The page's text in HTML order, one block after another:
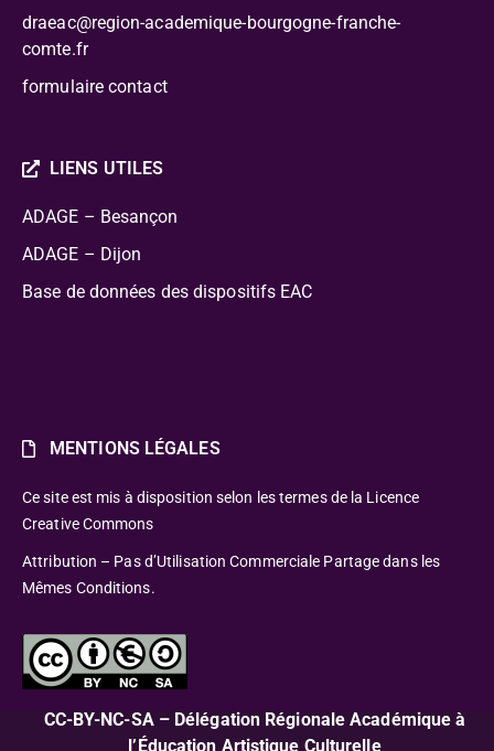
draeac@region-academique-bourgogne-franche-
comte.fr
formulaire contact
LIENS UTILES
ADAGE – Besançon
ADAGE – Dijon
Base de données des dispositifs EAC
MENTIONS LÉGALES
Ce site est mis à disposition selon les termes de la Licence
Creative Commons
Attribution – Pas d’Utilisation Commerciale Partage dans les
Mêmes Conditions.
CC-BY-NC-SA – Délégation Régionale Académique à
l’Éducation Artistique Culturelle